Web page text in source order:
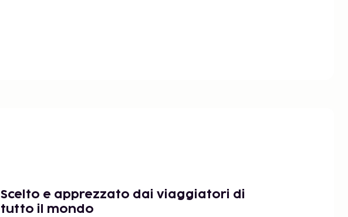
Scelto e apprezzato dai viaggiatori di
tutto il mondo